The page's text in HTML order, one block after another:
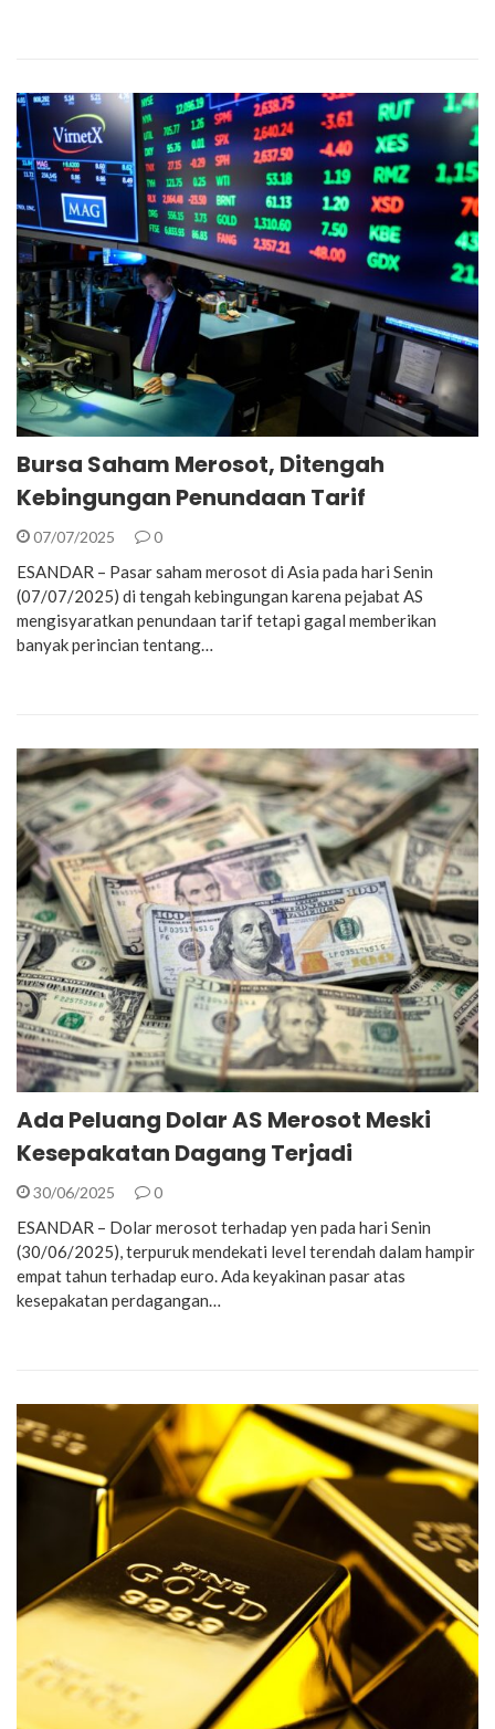
Bursa Saham Merosot, Ditengah
Kebingungan Penundaan Tarif
07/07/2025 0
ESANDAR – Pasar saham merosot di Asia pada hari Senin
(07/07/2025) di tengah kebingungan karena pejabat AS
mengisyaratkan penundaan tarif tetapi gagal memberikan
banyak perincian tentang…
Ada Peluang Dolar AS Merosot Meski
Kesepakatan Dagang Terjadi
30/06/2025 0
ESANDAR – Dolar merosot terhadap yen pada hari Senin
(30/06/2025), terpuruk mendekati level terendah dalam hampir
empat tahun terhadap euro. Ada keyakinan pasar atas
kesepakatan perdagangan…